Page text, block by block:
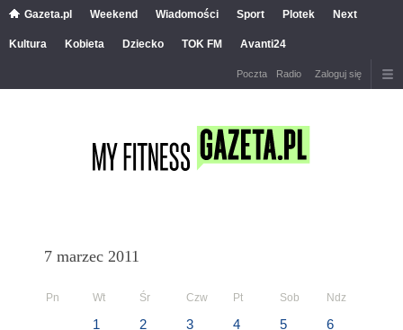
Gazeta.pl Weekend Wiadomości Sport Plotek Next
Kultura Kobieta Dziecko TOK FM Avanti24
Poczta Radio Zaloguj się
7 marzec 2011
Pn Wt Śr Czw Pt Sob Ndz
1 2 3 4 5 6